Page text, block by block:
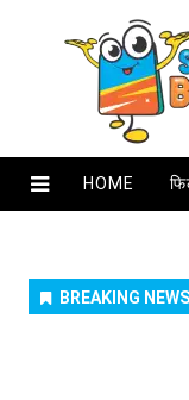
HOME